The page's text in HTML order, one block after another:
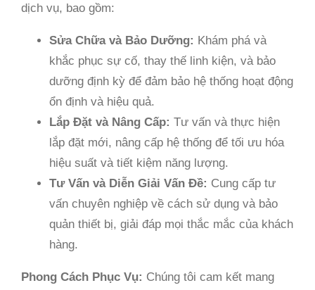
dịch vụ, bao gồm:
Sửa Chữa và Bảo Dưỡng: Khám phá và
khắc phục sự cố, thay thế linh kiện, và bảo
dưỡng định kỳ để đảm bảo hệ thống hoạt động
ổn định và hiệu quả.
Lắp Đặt và Nâng Cấp: Tư vấn và thực hiện
lắp đặt mới, nâng cấp hệ thống để tối ưu hóa
hiệu suất và tiết kiệm năng lượng.
Tư Vấn và Diễn Giải Vấn Đề: Cung cấp tư
vấn chuyên nghiệp về cách sử dụng và bảo
quản thiết bị, giải đáp mọi thắc mắc của khách
hàng.
Phong Cách Phục Vụ: Chúng tôi cam kết mang